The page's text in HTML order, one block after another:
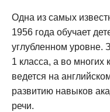
Одна из самых
1956 года обучает
углубленном уровне.
1 класса, а во многих
ведется на
развитию навыков
речи.